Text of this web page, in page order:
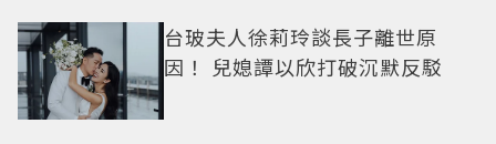
台玻夫人徐莉玲談長子離世原
因！ 兒媳譚以欣打破沉默反駁